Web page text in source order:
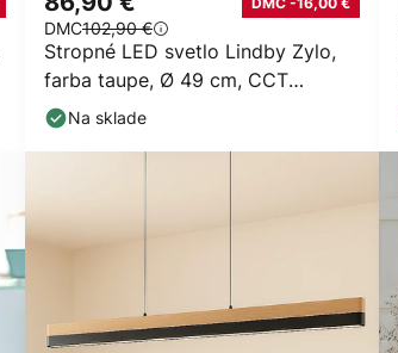
Stropné LED svetlo Lindby Zylo,
farba taupe, Ø 49 cm, CCT
stmievateľné
DMC102,90 €
Na sklade